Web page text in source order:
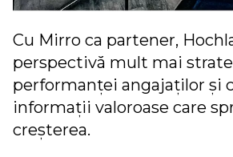
Cu Mirro ca partener,
perspectivă mult mai
performanței angajaților și
informații valoroase care
creșterea.